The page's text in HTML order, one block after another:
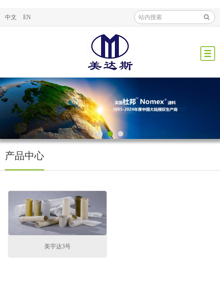
中文 EN
产品中心
美宇达3号